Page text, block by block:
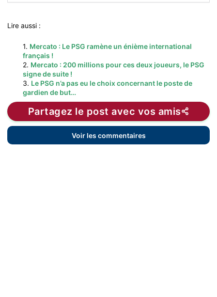
Lire aussi :
1. Mercato : Le PSG ramène un énième international
français !
2. Mercato : 200 millions pour ces deux joueurs, le PSG
signe de suite !
3. Le PSG n’a pas eu le choix concernant le poste de
gardien de but…
Partagez le post avec vos amis
Voir les commentaires